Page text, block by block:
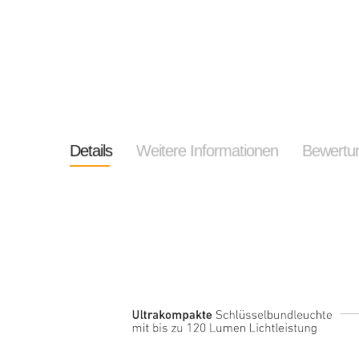
Details Weitere Informationen